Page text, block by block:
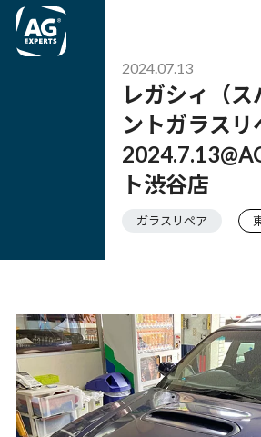
2024.07.13
レガシィ（ス
ントガラスリ
ト渋谷店
ガラスリペア